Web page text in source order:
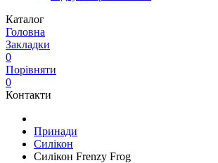
Каталог
Головна
Закладки
0
Порівняти
0
Контакти
Принади
Силікон
Силікон Frenzy Frog